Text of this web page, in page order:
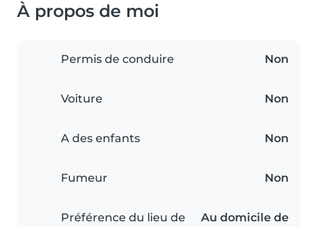
À propos de moi
Permis de conduire Non
Voiture Non
A des enfants Non
Fumeur Non
Préférence du lieu de
Au domicile de